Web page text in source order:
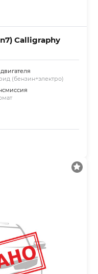
Calligraphy
(бензин+электро)